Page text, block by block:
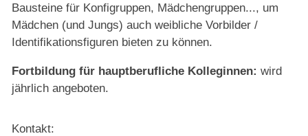
Bausteine für Konfigruppen, Mädchengruppen..., um
Mädchen (und Jungs) auch weibliche Vorbilder /
Identifikationsfiguren bieten zu können.
Fortbildung für hauptberufliche Kolleginnen: wird
jährlich angeboten.
Kontakt: